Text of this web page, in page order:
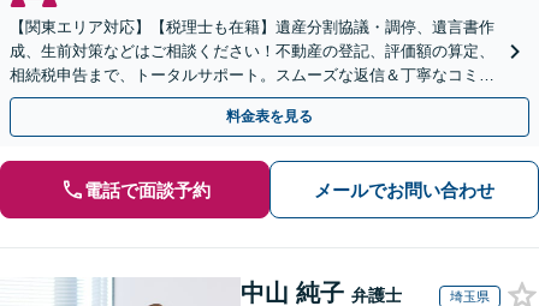
【関東エリア対応】【税理士も在籍】遺産分割協議・調停、遺言書作
成、生前対策などはご相談ください！不動産の登記、評価額の算定、
相続税申告まで、トータルサポート。スムーズな返信＆丁寧なコミュ
ニケーション◎お気軽にご相談ください。
料金表を見る
電話で面談予約 メールでお問い合わせ
中山 純子 弁護士 埼玉県